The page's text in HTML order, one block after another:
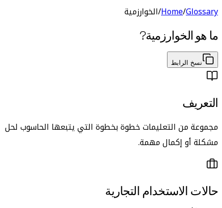
Home/Glossary
/الخوارزمية
ما هو الخوارزمية?
نسخ الرابط
التعريف
مجموعة من التعليمات خطوة بخطوة التي يتبعها الحاسوب لحل
مشكلة أو إكمال مهمة.
حالات الاستخدام التجارية